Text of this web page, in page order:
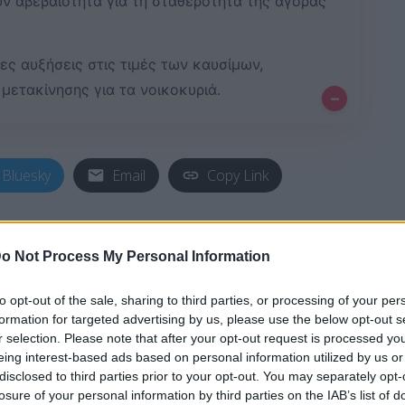
Not Process My Personal Information
opt-out of the sale, sharing to third parties, or processing of your
for targeted advertising by us, please use the below opt-out
selection. Please note that after your opt-out request is processed
interest-based ads based on personal information utilized by us
to third parties prior to your opt-out. You may separately
of your personal information by third parties on the IAB’s list of
αυξήσεις στις τιμές των καυσίμων,
για τα νοικοκυριά.
–
Bluesky Email Copy Link
συγκλίνουν ότι οι τιμές
των διεθνών τιμών θα
του τριημέρου της
νέα άνοδος την επόμενη